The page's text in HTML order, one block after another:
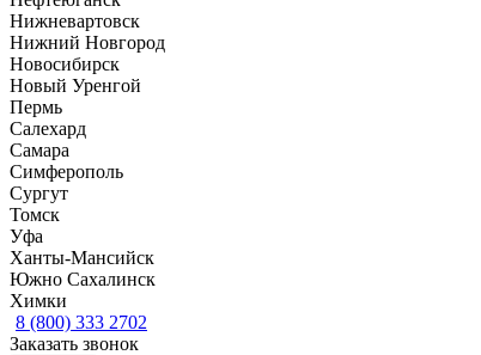
Нижневартовск
Нижний Новгород
Новосибирск
Новый Уренгой
Пермь
Салехард
Самара
Симферополь
Сургут
Томск
Уфа
Ханты-Мансийск
Южно Сахалинск
Химки
8 (800) 333 2702
Заказать звонок